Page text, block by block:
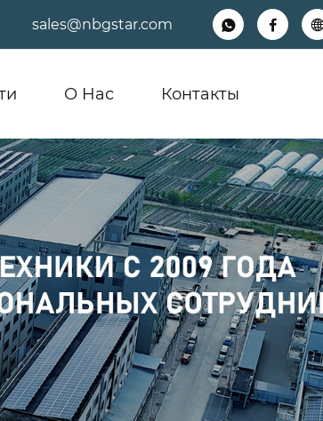
sales@nbgstar.com  
О Hас Контакты